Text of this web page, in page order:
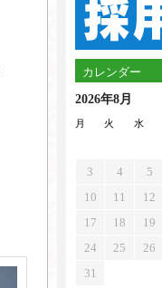
カレンダー
2026年8月
月 火 水
3
4 5
10
11 12
17
18 19
24
25 26
31